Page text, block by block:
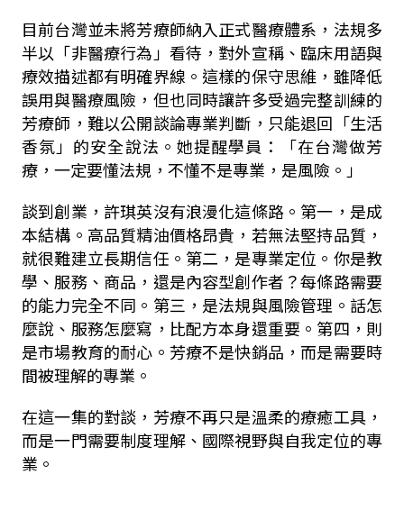
目前台灣並未將芳療師納入正式醫療體系，法規多
半以「非醫療行為」看待，對外宣稱、臨床用語與
療效描述都有明確界線。這樣的保守思維，雖降低
誤用與醫療風險，但也同時讓許多受過完整訓練的
芳療師，難以公開談論專業判斷，只能退回「生活
香氛」的安全說法。她提醒學員：「在台灣做芳
療，一定要懂法規，不懂不是專業，是風險。」
談到創業，許琪英沒有浪漫化這條路。第一，是成
本結構。高品質精油價格昂貴，若無法堅持品質，
就很難建立長期信任。第二，是專業定位。你是教
學、服務、商品，還是內容型創作者？每條路需要
的能力完全不同。第三，是法規與風險管理。話怎
麼說、服務怎麼寫，比配方本身還重要。第四，則
是市場教育的耐心。芳療不是快銷品，而是需要時
間被理解的專業。
在這一集的對談，芳療不再只是溫柔的療癒工具，
而是一門需要制度理解、國際視野與自我定位的專
業。